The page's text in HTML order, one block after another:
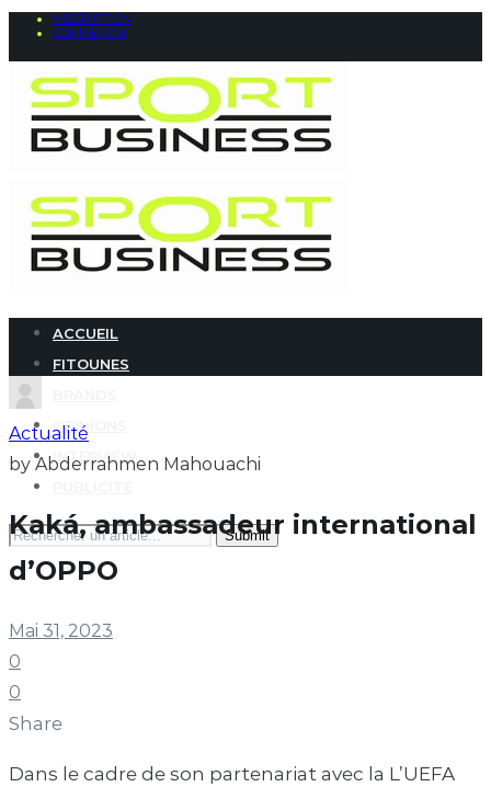
INSCRIPTION
CONNEXION
ACCUEIL
FITOUNES
OPINIONS
INTERVIEW
Search
for:
Actualité
by Abderrahmen Mahouachi
Kaká, ambassadeur international
d’OPPO
Mai 31, 2023
0
0
Share
Dans le cadre de son partenariat avec la L’UEFA